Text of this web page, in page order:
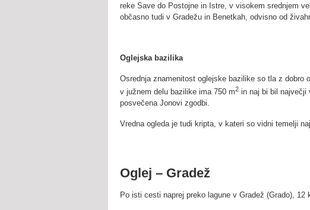
reke Save do Postojne in Istre, v visokem srednjem
občasno tudi v Gradežu in Benetkah, odvisno od
Oglejska bazilika
Osrednja znamenitost oglejske bazilike so tla z
v južnem delu bazilike ima 750 m2 in naj bi bil največji
posvečena Jonovi zgodbi.
Vredna ogleda je tudi kripta, v kateri so vidni temelji
Oglej – Gradež
Po isti cesti naprej preko lagune v Gradež (Grado), 12